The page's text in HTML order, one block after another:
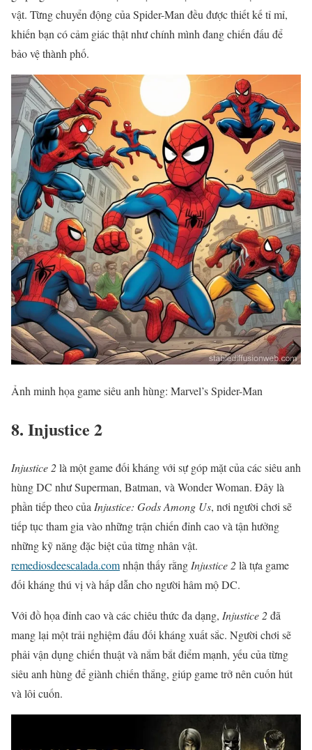
vật. Từng chuyển động của Spider-Man đều được thiết kế tỉ mỉ,
khiến bạn có cảm giác thật như chính mình đang chiến đấu để
bảo vệ thành phố.
Ảnh minh họa game siêu anh hùng: Marvel’s Spider-Man
8. Injustice 2
Injustice 2là một game đối kháng với sự góp mặt của các siêu anh
hùng DC như Superman, Batman, và Wonder Woman. Đây là
phần tiếp theo của Injustice: Gods Among Us, nơi người chơi sẽ
tiếp tục tham gia vào những trận chiến đỉnh cao và tận hưởng
những kỹ năng đặc biệt của từng nhân vật.
remediosdeescalada.comnhận thấy rằng Injustice 2là tựa game
đối kháng thú vị và hấp dẫn cho người hâm mộ DC.
Với đồ họa đỉnh cao và các chiêu thức đa dạng, Injustice 2đã
mang lại một trải nghiệm đấu đối kháng xuất sắc. Người chơi sẽ
phải vận dụng chiến thuật và nắm bắt điểm mạnh, yếu của từng
siêu anh hùng để giành chiến thắng, giúp game trở nên cuốn hút
và lôi cuốn.